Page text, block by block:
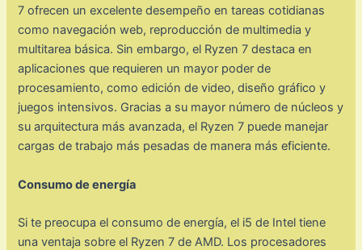
7 ofrecen un excelente desempeño en tareas cotidianas
como navegación web, reproducción de multimedia y
multitarea básica. Sin embargo, el Ryzen 7 destaca en
aplicaciones que requieren un mayor poder de
procesamiento, como edición de video, diseño gráfico y
juegos intensivos. Gracias a su mayor número de núcleos y
su arquitectura más avanzada, el Ryzen 7 puede manejar
cargas de trabajo más pesadas de manera más eficiente.
Consumo de energía
Si te preocupa el consumo de energía, el i5 de Intel tiene
una ventaja sobre el Ryzen 7 de AMD. Los procesadores